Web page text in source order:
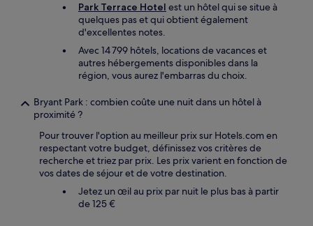
Park Terrace Hotel est un hôtel qui se situe à
quelques pas et qui obtient également
d'excellentes notes.
Avec 14 799 hôtels, locations de vacances et
autres hébergements disponibles dans la
région, vous aurez l'embarras du choix.
Bryant Park : combien coûte une nuit dans un hôtel à
proximité ?
Pour trouver l'option au meilleur prix sur Hotels.com en
respectant votre budget, définissez vos critères de
recherche et triez par prix. Les prix varient en fonction de
vos dates de séjour et de votre destination.
Jetez un œil au prix par nuit le plus bas à partir
de 125 €